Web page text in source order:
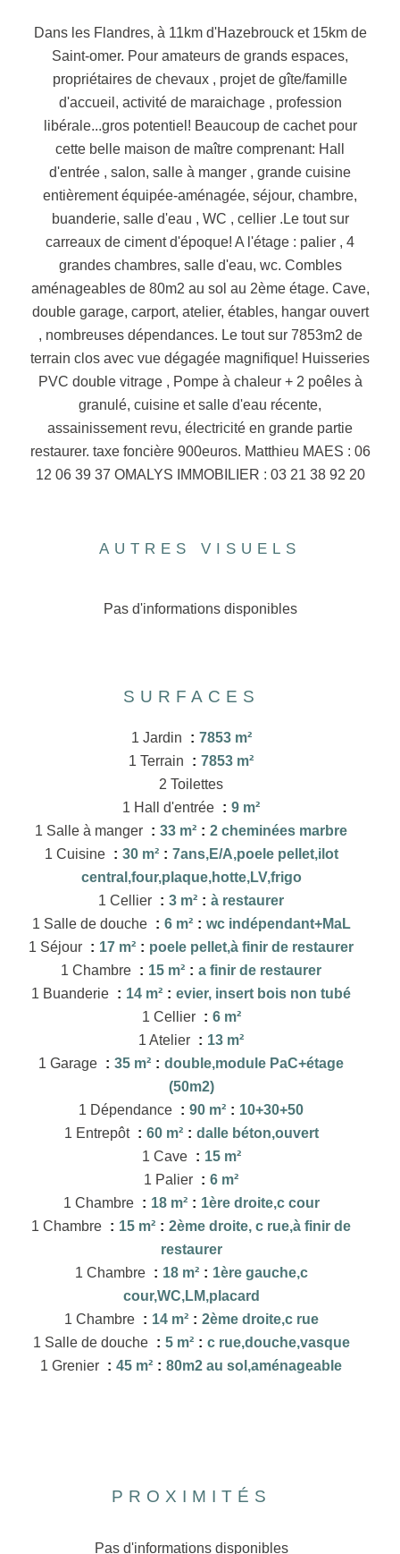
Dans les Flandres, à 11km d'Hazebrouck et 15km de
Saint-omer. Pour amateurs de grands espaces,
propriétaires de chevaux , projet de gîte/famille
d'accueil, activité de maraichage , profession
libérale...gros potentiel! Beaucoup de cachet pour
cette belle maison de maître comprenant: Hall
d'entrée , salon, salle à manger , grande cuisine
entièrement équipée-aménagée, séjour, chambre,
buanderie, salle d'eau , WC , cellier .Le tout sur
carreaux de ciment d'époque! A l'étage : palier , 4
grandes chambres, salle d'eau, wc. Combles
aménageables de 80m2 au sol au 2ème étage. Cave,
double garage, carport, atelier, étables, hangar ouvert
, nombreuses dépendances. Le tout sur 7853m2 de
terrain clos avec vue dégagée magnifique! Huisseries
PVC double vitrage , Pompe à chaleur + 2 poêles à
granulé, cuisine et salle d'eau récente,
assainissement revu, électricité en grande partie
restaurer. taxe foncière 900euros. Matthieu MAES : 06
12 06 39 37 OMALYS IMMOBILIER : 03 21 38 92 20
AUTRES VISUELS
Pas d'informations disponibles
SURFACES
1 Jardin
7853 m²
1 Terrain
7853 m²
2 Toilettes
1 Hall d'entrée
9 m²
1 Salle à manger
33 m²
2 cheminées marbre
1 Cuisine
30 m²
7ans,E/A,poele pellet,ilot
central,four,plaque,hotte,LV,frigo
1 Cellier
3 m²
à restaurer
1 Salle de douche
6 m²
wc indépendant+MaL
1 Séjour
17 m²
poele pellet,à finir de restaurer
1 Chambre
15 m²
a finir de restaurer
1 Buanderie
14 m²
evier, insert bois non tubé
1 Cellier
6 m²
1 Atelier
13 m²
1 Garage
35 m²
double,module PaC+étage
(50m2)
1 Dépendance
90 m²
10+30+50
1 Entrepôt
60 m²
dalle béton,ouvert
1 Cave
15 m²
1 Palier
6 m²
1 Chambre
18 m²
1ère droite,c cour
1 Chambre
15 m²
2ème droite, c rue,à finir de
restaurer
1 Chambre
18 m²
1ère gauche,c
cour,WC,LM,placard
1 Chambre
14 m²
2ème droite,c rue
1 Salle de douche
5 m²
c rue,douche,vasque
1 Grenier
45 m² 80m2 au sol,aménageable
PROXIMITÉS
Pas d'informations disponibles